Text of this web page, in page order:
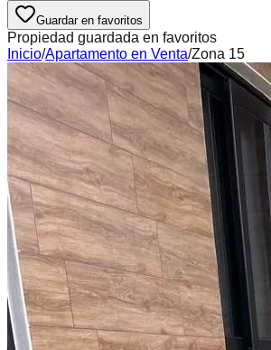
Guardar en favoritos
Propiedad guardada en favoritos
Inicio/Apartamento en Venta/Zona 15